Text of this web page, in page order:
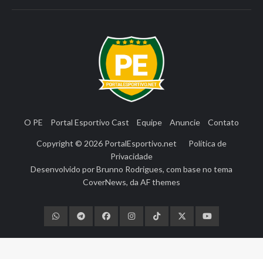
O PE Portal Esportivo Cast Equipe Anuncie Contato
Copyright © 2026 PortalEsportivo.net
Política de
Privacidade
Desenvolvido porBrunno Rodrigues, com base no tema
CoverNews, da AF themes